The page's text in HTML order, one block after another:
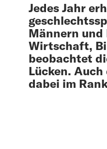
Jedes Jahr
Männern und
Wirtschaft,
beobachtet
Lücken.
dabei im